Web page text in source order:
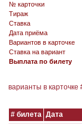
№ карточки
Tираж
Ставка
Дата приёма
Вариантов в карточке
Ставка на вариант
Выплата по билету
варианты в карточке
# билета Дата